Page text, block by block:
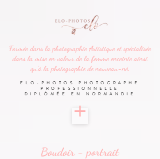
ELO-PHOTOS PHOTOGRAPHE
PROFESSIONNELLE
DIPLÔMÉE
EN NORMANDIE
Formée dans la photographieArtistique et spécialisée
dans la mise en valeur de la femme enceinte ainsi
qu'à la photographie de nouveau-né.
Boudoir - portrait